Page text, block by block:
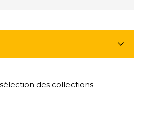
des collections